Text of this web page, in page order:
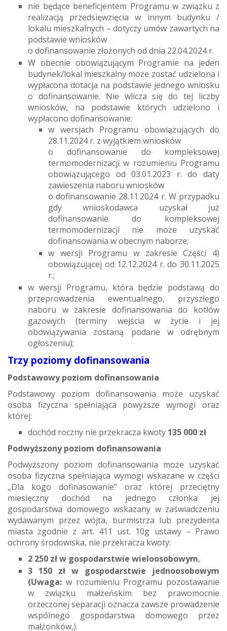
nie będące beneficjentem Programu w związku z
realizacją przedsięwzięcia w innym budynku /
lokalu mieszkalnych – dotyczy umów zawartych na
podstawie wniosków
o dofinansowanie złożonych od dnia 22.04.2024 r.
W obecnie obowiązującym Programie na jeden
budynek/lokal mieszkalny może zostać udzielona i
wypłacona dotacja na podstawie jednego wniosku
o dofinansowanie. Nie wlicza się do tej liczby
wniosków, na podstawie których udzielono i
wypłacono dofinansowanie:
w wersjach Programu obowiązujących do
28.11.2024 r. z wyjątkiem wniosków
o dofinansowanie do kompleksowej
termomodernizacji w rozumieniu Programu
obowiązującego od 03.01.2023 r. do daty
zawieszenia naboru wniosków
o dofinansowanie 28.11.2024 r. W przypadku
gdy wnioskodawca uzyskał już
dofinansowanie do kompleksowej
termomodernizacji nie może uzyskać
dofinansowania w obecnym naborze;
w wersji Programu w zakresie Części 4)
obowiązującej od 12.12.2024 r. do 30.11.2025
r.;
w wersji Programu, która będzie podstawą do
przeprowadzenia ewentualnego, przyszłego
naboru w zakresie dofinansowania do kotłów
gazowych (terminy wejścia w życie i jej
obowiązywania zostaną podane w odrębnym
ogłoszeniu);
Trzy poziomy dofinansowania
Podstawowy poziom dofinansowania
Podstawowy poziom dofinansowania może uzyskać
osoba fizyczna spełniająca powyższe wymogi oraz
której:
dochód roczny nie przekracza kwoty 135 000 zł
Podwyższony poziom dofinansowania
Podwyższony poziom dofinansowania może uzyskać
osoba fizyczna spełniająca wymogi wskazane w części
„Dla kogo dofinasowanie” oraz której przeciętny
miesięczny dochód na jednego członka jej
gospodarstwa domowego wskazany w zaświadczeniu
wydawanym przez wójta, burmistrza lub prezydenta
miasta zgodnie z art. 411 ust. 10g ustawy – Prawo
ochrony środowiska, nie przekracza kwoty:
2 250 zł w gospodarstwie wieloosobowym,
3 150 zł w gospodarstwie jednoosobowym
(Uwaga: w rozumieniu Programu pozostawanie
w związku małżeńskim bez prawomocnie
orzeczonej separacji oznacza zawsze prowadzenie
wspólnego gospodarstwa domowego przez
małżonków,).